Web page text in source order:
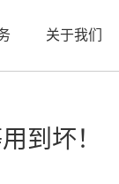
关于我们
到坏！